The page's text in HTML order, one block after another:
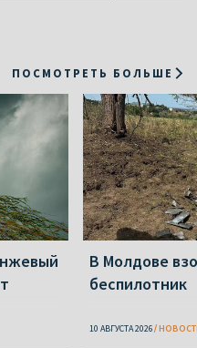
ПОСМОТРЕТЬ БОЛЬШЕ
В Молдове
беспилотник
10 АВГУСТА 2026